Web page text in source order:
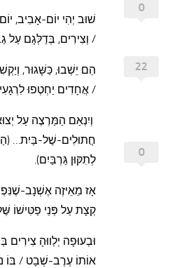
שׁוּב יְהִי יוֹם-אָבִיב,
/ וְצִירִים, בְּדַלְּגָם עַל
הֵם יֵשְׁבוּ, כַּשָּׁגוּר,
/ אֲחָדִים יַחְטְפוּ
וְיִנְאַם הַמַּרְצֶה עַל
חֲתוּלִים-שֶׁל-בַּיִת…
לְתִקּוּן גַּרְבַּיִם).
אָז מֵאֵיזֶה אֶשְׁנָב-
קְצָת עַל פְּנֵי פַטִּישׁוֹ
וּבְעוּפָה יְלַווּהָ
אוֹתוֹ עֶרֶב-שְׁבָט / בּוֹ
0
22
0